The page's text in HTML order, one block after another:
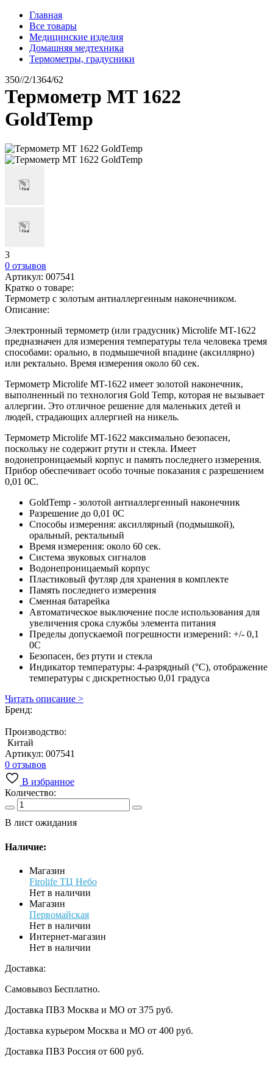
Главная
Все товары
Медицинские изделия
Домашняя медтехника
Термометры, градусники
350//2/1364/62
Термометр MT 1622
GoldTemp
3
0 отзывов
Артикул: 007541
Кратко о товаре:
Термометр с золотым антиаллергенным наконечником.
Описание:
Электронный термометр (или градусник) Microlife MT-1622
предназначен для измерения температуры тела человека тремя
способами: орально, в подмышечной впадине (аксиллярно)
или ректально. Время измерения около 60 сек.
Термометр Microlife MT-1622 имеет золотой наконечник,
выполненный по технология Gold Temp, которая не вызывает
аллергии. Это отличное решение для маленьких детей и
людей, страдающих аллергией на никель.
Термометр Microlife MT-1622 максимально безопасен,
поскольку не содержит ртути и стекла. Имеет
водонепроницаемый корпус и память последнего измерения.
Прибор обеспечивает особо точные показания с разрешением
0,01 0C.
GoldTemp - золотой антиаллергенный наконечник
Разрешение до 0,01 0C
Способы измерения: аксиллярный (подмышкой),
оральный, ректальный
Время измерения: около 60 сек.
Система звуковых сигналов
Водонепроницаемый корпус
Пластиковый футляр для хранения в комплекте
Память последнего измерения
Сменная батарейка
Автоматическое выключение после использования для
увеличения срока службы элемента питания
Пределы допускаемой погрешности измерений: +/- 0,1
0С
Безопасен, без ртути и стекла
Индикатор температуры: 4-разрядный (°C), отображение
температуры с дискретностью 0,01 градуса
Читать описание >
Бренд:
Производство:
Китай
Артикул: 007541
0 отзывов
В избранное
Количество:
В лист ожидания
Наличие:
Магазин
Firolife ТЦ Небо
Нет в наличии
Магазин
Первомайская
Нет в наличии
Интернет-магазин
Нет в наличии
Доставка:
Самовывоз Бесплатно.
Доставка ПВЗ Москва и МО от 375 руб.
Доставка курьером Москва и МО от 400 руб.
Доставка ПВЗ Россия от 600 руб.